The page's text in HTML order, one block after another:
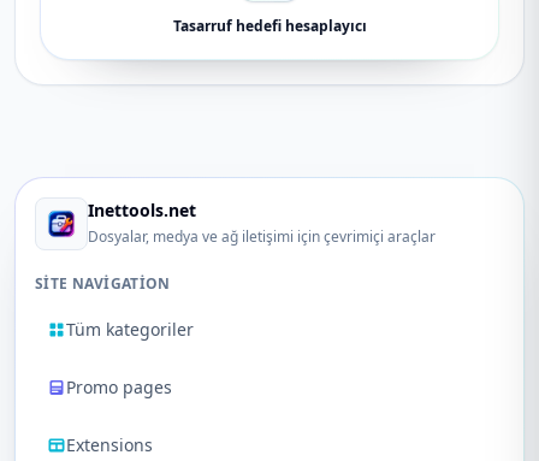
Tasarruf hedefi hesaplayıcı
Inettools.net
Dosyalar, medya ve ağ iletişimi için çevrimiçi araçlar
SITE NAVIGATION
Tüm kategoriler
Promo pages
Extensions